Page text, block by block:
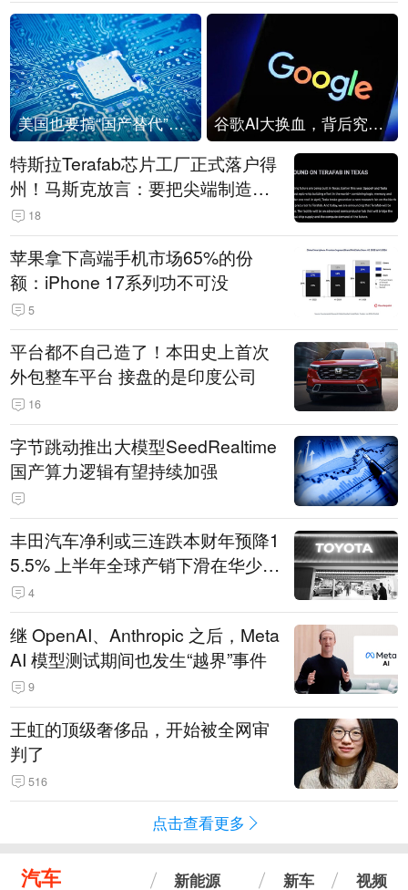
美国也要搞“国产替代”？先算清三笔账 谷歌AI大换血，背后究竟发生了什么？
特斯拉Terafab芯片工厂正式落户得
州！马斯克放言：要把尖端制造带
回美国
18
苹果拿下高端手机市场65%的份
额：iPhone 17系列功不可没
5
平台都不自己造了！本田史上首次
外包整车平台 接盘的是印度公司
16
字节跳动推出大模型SeedRealtime
国产算力逻辑有望持续加强
丰田汽车净利或三连跌本财年预降1
5.5% 上半年全球产销下滑在华少卖
14.3万辆
4
继 OpenAI、Anthropic 之后，Meta
AI 模型测试期间也发生“越界”事件
9
王虹的顶级奢侈品，开始被全网审
判了
516
点击查看更多
汽车 新能源 新车 视频